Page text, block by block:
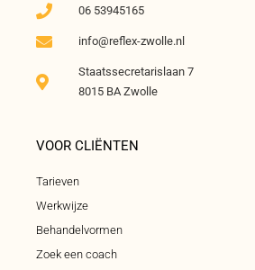
06 53945165
info@reflex-zwolle.nl
Staatssecretarislaan 7
8015 BA Zwolle
VOOR CLIËNTEN
Tarieven
Werkwijze
Behandelvormen
Zoek een coach